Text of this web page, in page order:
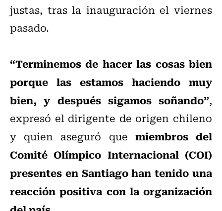
justas, tras la inauguración el viernes
pasado.
“Terminemos de hacer las cosas bien
porque las estamos haciendo muy
bien, y después sigamos soñando”,
expresó el dirigente de origen chileno
y quien aseguró que miembros del
Comité Olímpico Internacional (COI)
presentes en Santiago han tenido una
reacción positiva con la organización